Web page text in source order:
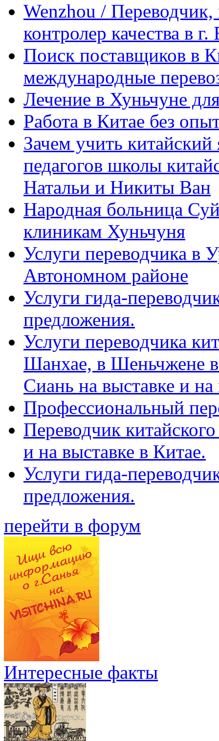
Wenzhou / Переводчик,
контролер качества в
Поиск поставщиков в
международные
Лечение в Хуньчуне
Работа в Китае без
Зачем учить
педагогов школы
Натальи и Никиты Ван
Народная больница
клиникам Хуньчуня
Услуги переводчика в
Автономном районе
Услуги гида-
предложения.
Услуги переводчика
Шанхае, в Шеньчжене
Сиань на выставке и
Профессиональный
Переводчик
и на выставке в Китае.
Услуги гида-
предложения.
перейти в форум
Интересные факты